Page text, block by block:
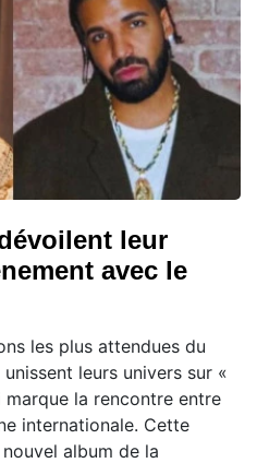
leur
avec le
les plus attendues du
leurs univers sur «
la rencontre entre
internationale. Cette
album de la